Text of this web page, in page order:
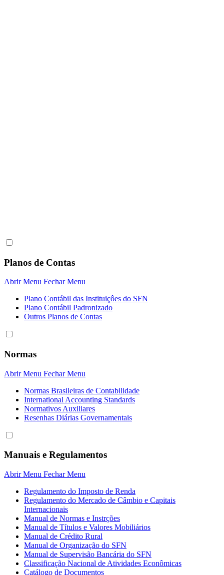
Planos de Contas
Abrir Menu Fechar Menu
Plano Contábil das Instituiçôes do SFN
Plano Contábil Padronizado
Outros Planos de Contas
Normas
Abrir Menu Fechar Menu
Normas Brasileiras de Contabilidade
International Accounting Standards
Normativos Auxiliares
Resenhas Diárias Governamentais
Manuais e Regulamentos
Abrir Menu Fechar Menu
Regulamento do Imposto de Renda
Regulamento do Mercado de Câmbio e Capitais
Internacionais
Manual de Normas e Instrções
Manual de Títulos e Valores Mobiliários
Manual de Crédito Rural
Manual de Organização do SFN
Manual de Supervisão Bancária do SFN
Classificação Nacional de Atividades Econômicas
Catálogo de Documentos